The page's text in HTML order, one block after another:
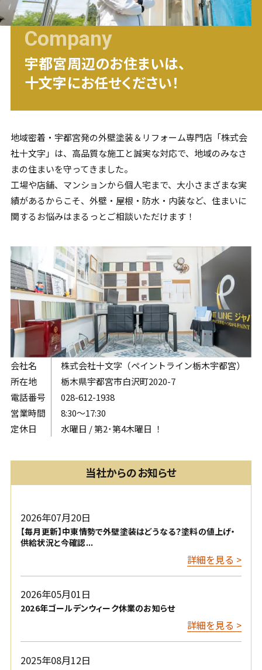
Company
宇都宮周辺のお住まいは、
十文字にお任せください！
地域密着・ 宇都宮発の外壁塗装＆リフォーム専門店「株式会
社十文字」は、高品質な施工と誠実な対応で、地域のみなさ
まの住まいを守ってきました。
工場や店舗、マンションから個人宅まで、大小さまざまな実
績があるからこそ、外壁・屋根・防水・内装など、住まいに
関するお悩みはまるっとご相談いただけます！
会社名
株式会社十文字（ペイントライン栃木宇都宮）
所在地
栃木県宇都宮市白沢町2020-7
電話番号
028-612-1938
営業時間
8:30〜17:30
定休日
水曜日 / 第2･第4木曜日 ！
当社からのお知らせ
2026年07月20日
【毎月更新】中東情勢で外壁塗装はどうなる？塗料の値上げ・
供給状況と今確認...
詳細を見る >
2026年05月01日
2026年ゴールデンウィーク休業のお知らせ
詳細を見る >
2025年08月12日